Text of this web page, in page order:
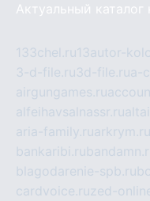
Актуальный
133chel.ru13autor-
3-d-file.ru3d-file.rua-
airgungames.ru
alfeihavsalnassr.ru
aria-family.ruarkrym.ru
bankaribi.ru
blagodarenie-spb.ru
cardvoice.ruzed-